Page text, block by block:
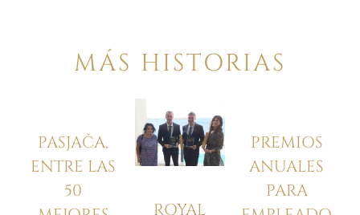
MÁS HISTORIAS
PASJAČA,
ENTRE LAS
50
ROYAL
PREMIOS
ANUALES
PARA